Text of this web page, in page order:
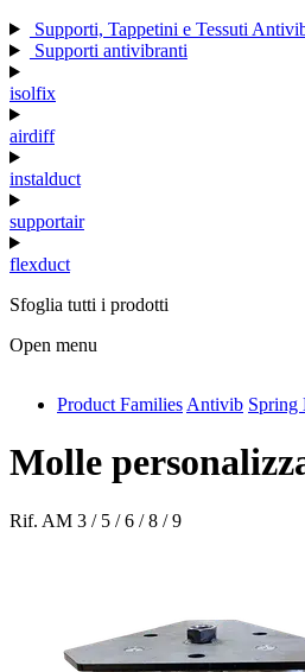
Supporti, Tappetini e Tessuti
Supporti antivibranti
isolfix
airdiff
instalduct
supportair
flexduct
Sfoglia tutti i prodotti
Open menu
antivib
isolfix
Product Families Antivib Spring
Molle
Rif. AM 3 / 5 / 6 / 8 / 9